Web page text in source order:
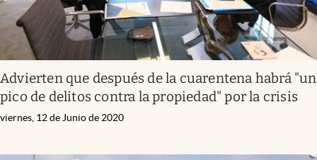
Advierten que después de la cuarentena habrá "un
pico de delitos contra la propiedad" por la crisis
viernes, 12 de Junio de 2020